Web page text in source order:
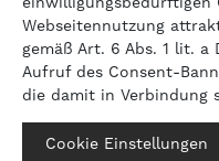
Webseitennutzung
gemäß Art. 6 Abs. 1 lit. a
Aufruf des Consent-
die damit in Verbindung
Cookie Einstellungen